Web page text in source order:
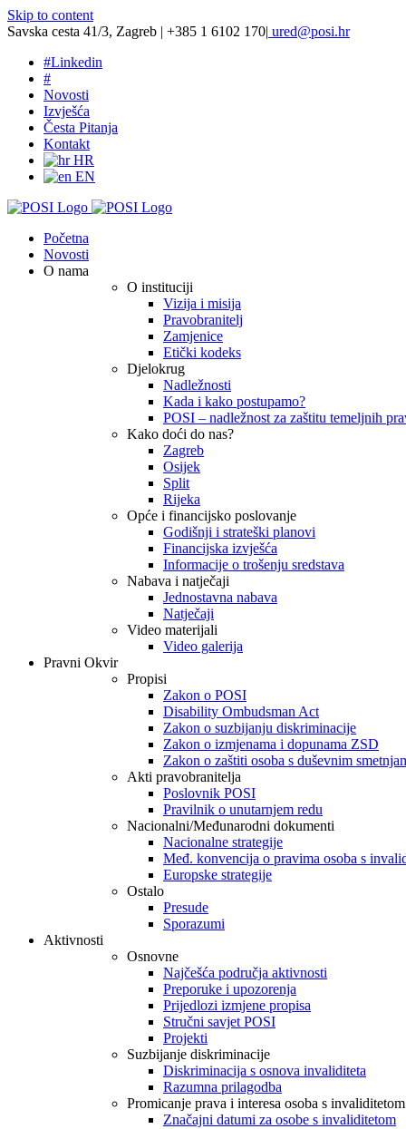
Skip to content
Savska cesta 41/3, Zagreb | +385 1 6102 170| ured@posi.hr
#Linkedin
#
Novosti
Izvješća
Česta Pitanja
Kontakt
HR
EN
Početna
Novosti
O nama
O instituciji
Vizija i misija
Pravobranitelj
Zamjenice
Etički kodeks
Djelokrug
Nadležnosti
Kada i kako postupamo?
POSI – nadležnost za zaštitu temeljnih
Kako doći do nas?
Zagreb
Osijek
Split
Rijeka
Opće i financijsko poslovanje
Godišnji i strateški planovi
Financijska izvješća
Informacije o trošenju sredstava
Nabava i natječaji
Jednostavna nabava
Natječaji
Video materijali
Video galerija
Pravni Okvir
Propisi
Zakon o POSI
Disability Ombudsman Act
Zakon o suzbijanju diskriminacije
Zakon o izmjenama i dopunama ZSD
Zakon o zaštiti osoba s duševnim
Akti pravobranitelja
Poslovnik POSI
Pravilnik o unutarnjem redu
Nacionalni/Međunarodni dokumenti
Nacionalne strategije
Međ. konvencija o pravima osoba s
Europske strategije
Ostalo
Presude
Sporazumi
Aktivnosti
Osnovne
Najčešća područja aktivnosti
Preporuke i upozorenja
Prijedlozi izmjene propisa
Stručni savjet POSI
Projekti
Suzbijanje diskriminacije
Diskriminacija s osnova invaliditeta
Razumna prilagodba
Promicanje prava i interesa osoba s invaliditetom
Značajni datumi za osobe s invaliditetom